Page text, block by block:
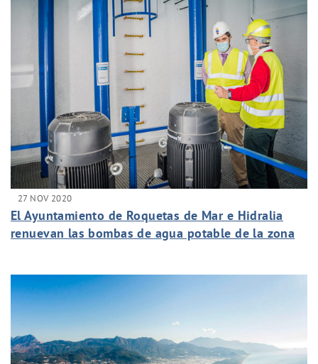
27 NOV 2020
El Ayuntamiento de Roquetas de Mar e Hidralia
renuevan las bombas de agua potable de la zona